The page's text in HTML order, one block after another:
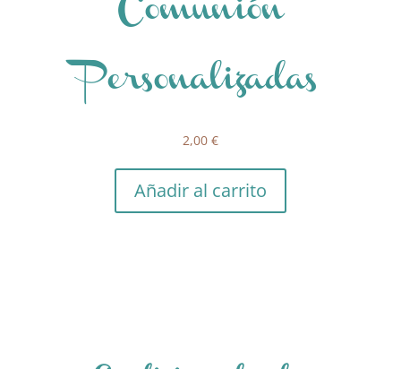
Comunión
Personalizadas
2,00 €
Añadir al carrito